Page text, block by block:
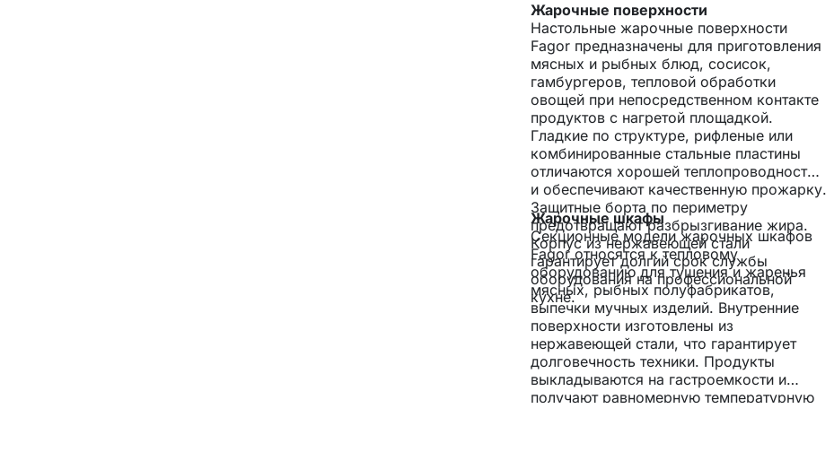
Жарочные поверхности
Настольные жарочные поверхности
Fagor предназначены для приготовления
мясных и рыбных блюд, сосисок,
гамбургеров, тепловой обработки
овощей при непосредственном контакте
продуктов с нагретой площадкой.
Гладкие по структуре, рифленые или
комбинированные стальные пластины
отличаются хорошей теплопроводностью
и обеспечивают качественную прожарку.
Защитные борта по периметру
предотвращают разбрызгивание жира.
Корпус из нержавеющей стали
гарантирует долгий срок службы
оборудования на профессиональной
кухне.
Жарочные шкафы
Секционные модели жарочных шкафов
Fagor относятся к тепловому
оборудованию для тушения и жаренья
мясных, рыбных полуфабрикатов,
выпечки мучных изделий. Внутренние
поверхности изготовлены из
нержавеющей стали, что гарантирует
долговечность техники. Продукты
выкладываются на гастроемкости и
получают равномерную температурную